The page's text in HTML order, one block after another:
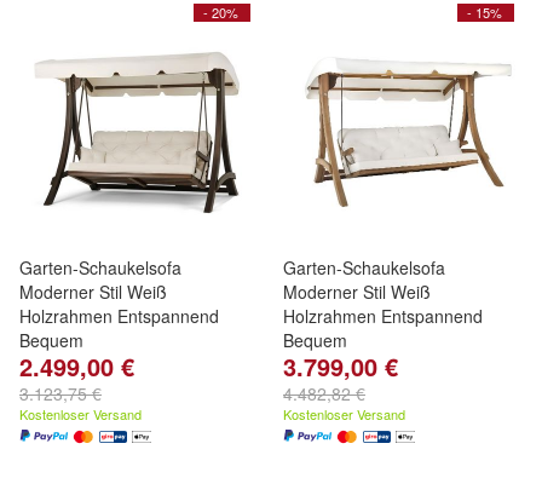
- 20%
Garten-Schaukelsofa
Moderner Stil Weiß
Holzrahmen Entspannend
Bequem
2.499,00 €
3.123,75 €
Kostenloser Versand
- 15%
Garten-Schaukelsofa
Moderner Stil Weiß
Holzrahmen Entspannend
Bequem
3.799,00 €
4.482,82 €
Kostenloser Versand